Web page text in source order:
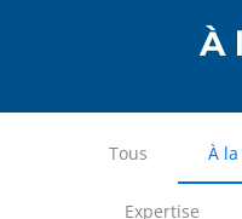
À
Tous À
Expertise